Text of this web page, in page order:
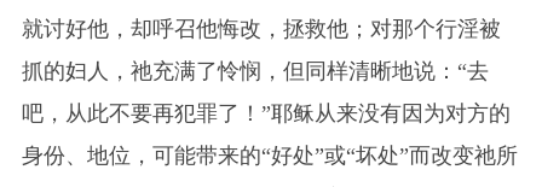
就讨好他，却呼召他悔改，拯救他；对那个行淫被
抓的妇人，祂充满了怜悯，但同样清晰地说：“去
吧，从此不要再犯罪了！”耶稣从来没有因为对方的
身份、地位，可能带来的“好处”或“坏处”而改变祂所